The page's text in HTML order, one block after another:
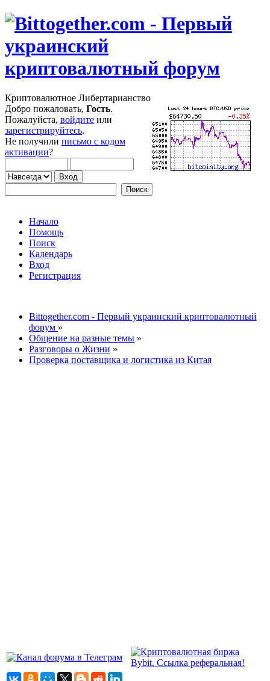
Криптовалютное Либертарианство
Добро пожаловать, Гость.
Пожалуйста, войдите или
зарегистрируйтесь.
Не получили письмо с кодом
активации?
Начало
Помощь
Поиск
Календарь
Вход
Регистрация
Bittogether.com - Первый украинский криптовалютный
форум »
Общение на разные темы »
Разговоры о Жизни »
Проверка поставщика и логистика из Китая